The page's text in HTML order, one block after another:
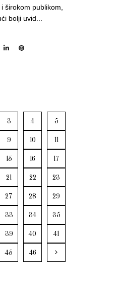
širokom publikom,
bolji uvid...
3 4 5
9 10 11
15 16 17
21 22 23
27 28 29
33 34 35
39 40 41
45 46